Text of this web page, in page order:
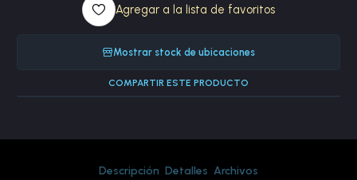
Agregar a la lista de favoritos
Mostrar stock de ubicaciones
COMPARTIR ESTE PRODUCTO
Descripción Detalles Archivos